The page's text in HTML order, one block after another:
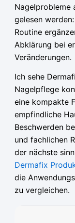
Nagelprobleme
gelesen
Routine
Abklärung bei
Veränderungen.
Ich sehe
Nagelpflege
eine kompakte
empfindliche
Beschwerden
und fachlichen
der nächste
Dermafix
die
zu vergleichen.